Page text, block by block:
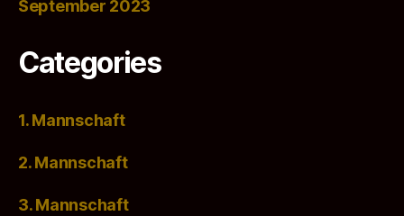
September 2023
Categories
1. Mannschaft
2. Mannschaft
3. Mannschaft